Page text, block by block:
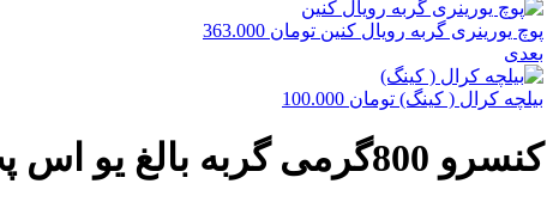
پوچ یورینری گربه رویال کنین تومان
بعدی
بیلچه کرال ( کینگ) تومان
کنسرو 800گرمی گربه بالغ یو اس پت گوساله مرغ بوقلمو